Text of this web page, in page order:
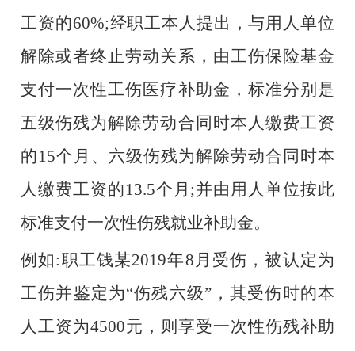
工资的60%;经职工本人提出，与用人单位
解除或者终止劳动关系，由工伤保险基金
支付一次性工伤医疗补助金，标准分别是
五级伤残为解除劳动合同时本人缴费工资
的15个月、六级伤残为解除劳动合同时本
人缴费工资的13.5个月;并由用人单位按此
标准支付一次性伤残就业补助金。
例如:职工钱某2019年8月受伤，被认定为
工伤并鉴定为“伤残六级”，其受伤时的本
人工资为4500元，则享受一次性伤残补助